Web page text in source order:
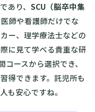
あり、 SCU（脳卒中集
師や看護師だけでな
ー、理学療法士などの
に見て学べる貴重な研
ースから選択でき、
得できます。託児所も
も安心ですね。